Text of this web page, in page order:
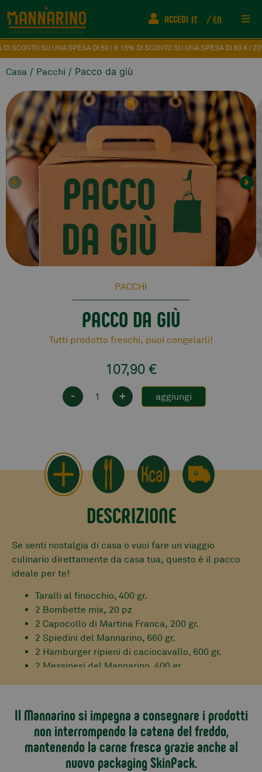
FAQ
ACCEDI IT EN
SU UNA SPESA DI 50 | € 15% DI SCONTO SU UNA SPESA DI 80 € | 20% DI
Casa / Pacchi / Pacco da giù
PACCHI
PACCO DA GIÙ
Tutti prodotto freschi, puoi congelarli!
107,90 €
- + aggiungi
DESCRIZIONE
Se senti nostalgia di casa o vuoi fare un viaggio
culinario direttamente da casa tua, questo è il pacco
ideale per te!
Taralli al finocchio, 400 gr.
2 Bombette mix, 20 pz
2 Capocollo di Martina Franca, 200 gr.
2 Spiedini del Mannarino, 660 gr.
2 Hamburger ripieni di caciocavallo, 600 gr.
2 Messinesi del Mannarino, 400 gr.
Peperoni alla brace sotto olio, 280 gr.
Pomodori secchi sotto olio, 280 gr.
Per avere informazioni sulla spedizione consulta
questa pagina.
Il Mannarino si impegna a consegnare i prodotti
non interrompendo la catena del freddo,
mantenendo la carne fresca grazie anche al
nuovo packaging SkinPack.